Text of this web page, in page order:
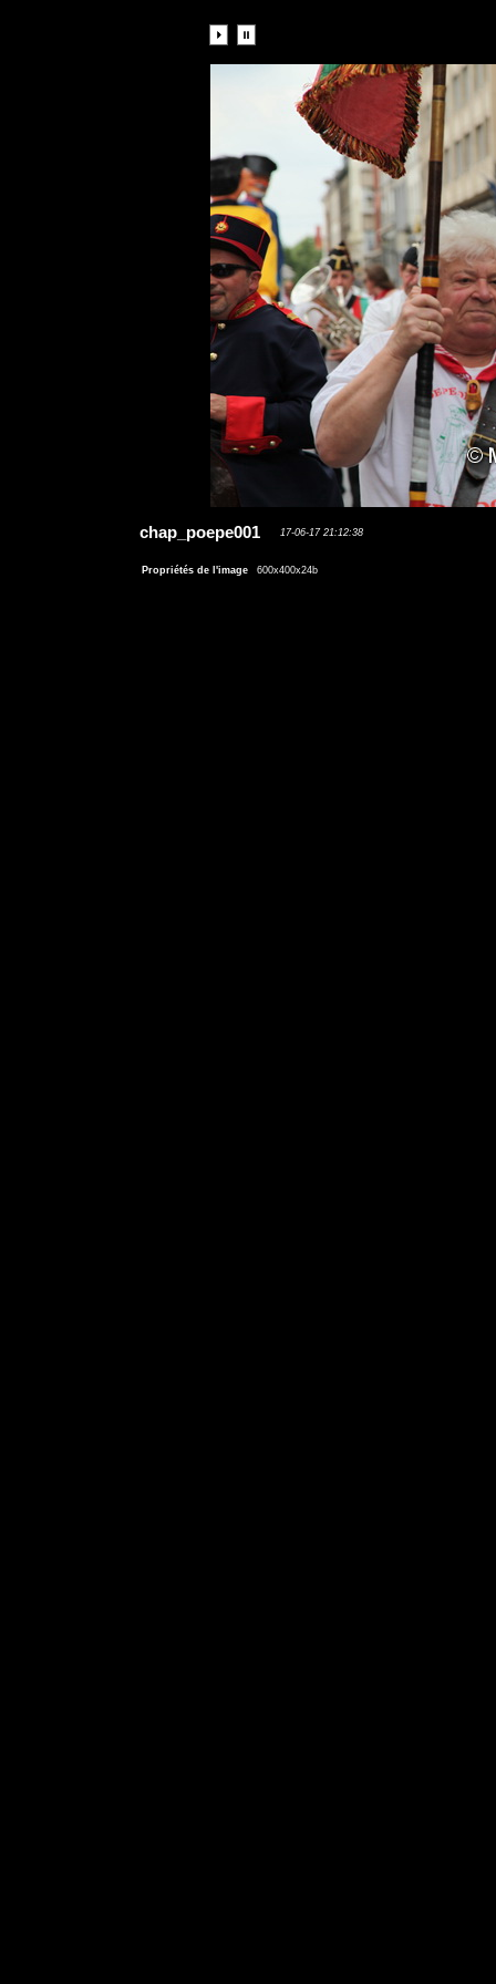
chap_poepe001 17-06-17 21:12:38
Propriétés de l'image 600x400x24b